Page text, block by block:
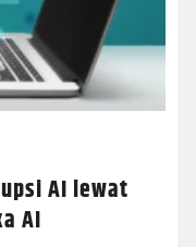
AI lewat
AI